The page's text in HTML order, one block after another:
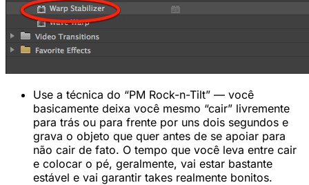
Use a técnica do “PM Rock-n-Tilt” — você
basicamente deixa você mesmo “cair” livremente
para trás ou para frente por uns dois segundos e
grava o objeto que quer antes de se apoiar para
não cair de fato. O tempo que você leva entre cair
e colocar o pé, geralmente, vai estar bastante
estável e vai garantir takes realmente bonitos.